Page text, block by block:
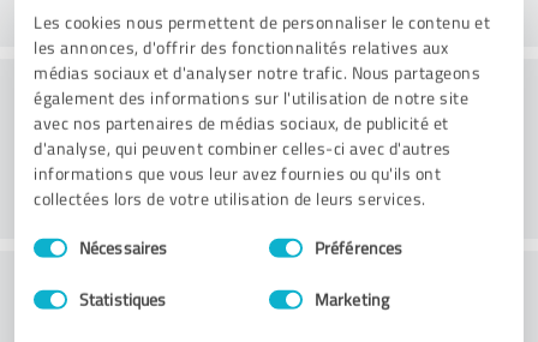
Les cookies nous permettent de personnaliser le contenu et
les annonces, d'offrir des fonctionnalités relatives aux
médias sociaux et d'analyser notre trafic. Nous partageons
également des informations sur l'utilisation de notre site
avec nos partenaires de médias sociaux, de publicité et
d'analyse, qui peuvent combiner celles-ci avec d'autres
informations que vous leur avez fournies ou qu'ils ont
collectées lors de votre utilisation de leurs services.
Sélection
du
Nécessaires Préférences
Statistiques Marketing
Conseil
Service à la clientèle